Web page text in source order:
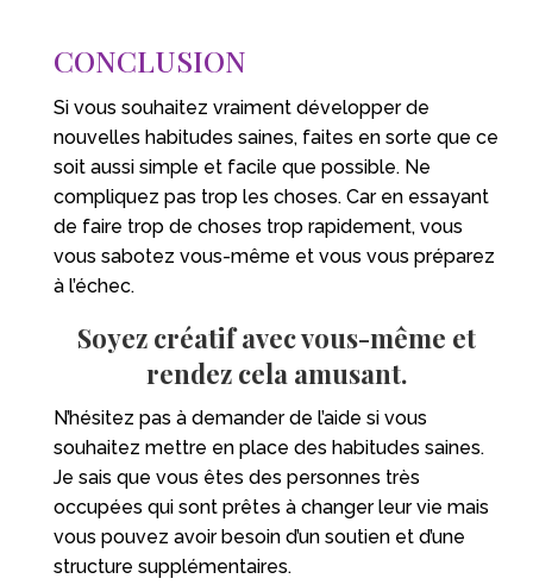
CONCLUSION
Si vous souhaitez vraiment développer de
nouvelles habitudes saines, faites en sorte que ce
soit aussi simple et facile que possible. Ne
compliquez pas trop les choses. Car en essayant
de faire trop de choses trop rapidement, vous
vous sabotez vous-même et vous vous préparez
à l’échec.
Soyez créatif avec vous-même et
rendez cela amusant.
N’hésitez pas à demander de l’aide si vous
souhaitez mettre en place des habitudes saines.
Je sais que vous êtes des personnes très
occupées qui sont prêtes à changer leur vie mais
vous pouvez avoir besoin d’un soutien et d’une
structure supplémentaires.